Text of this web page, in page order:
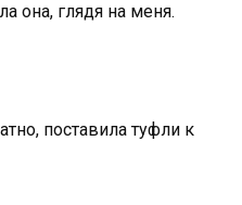
она, глядя на меня.
поставила туфли к